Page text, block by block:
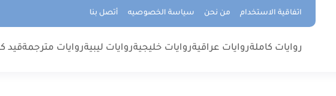
اتفاقية الاستخدام من نحن سياسة الخصوصيه أتصل بنا
روايات كاملةروايات عراقيةروايات خليجيةروايات ليبيةروايات مترجمةقيد